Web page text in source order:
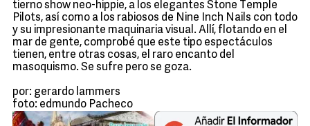
tierno show neo-hippie, a los elegantes Stone Temple
Pilots, así como a los rabiosos de Nine Inch Nails con todo
y su impresionante maquinaria visual. Allí, flotando en el
mar de gente, comprobé que este tipo espectáculos
tienen, entre otras cosas, el raro encanto del
masoquismo. Se sufre pero se goza.
por: gerardo lammers
foto: edmundo Pacheco